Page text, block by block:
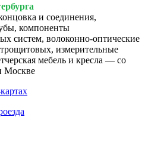
и соединения,
компоненты
систем, волоконно-оптические
измерительные
мебель и кресла — со
Москве